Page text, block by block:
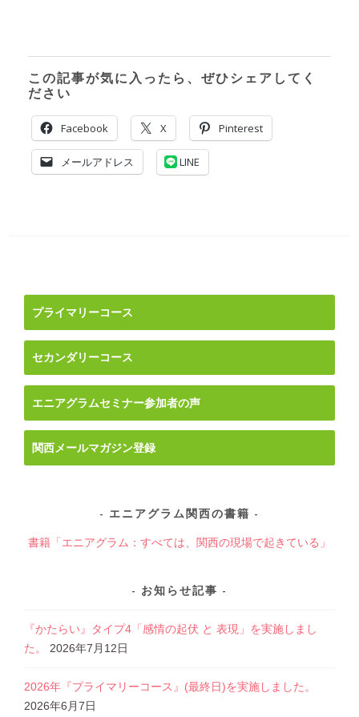
この記事が気に入ったら、ぜひシェアしてく
ださい
Facebook X Pinterest
メールアドレス LINE
ナ
ビ
ゲ
ー
シ
ョ
ン
プライマリーコース
セカンダリーコース
エニアグラムセミナー参加者の声
関西メールマガジン登録
エニアグラム関西の書籍
書籍「エニアグラム：すべては、関西の現場で起きている」
お知らせ記事
『かたらい』タイプ4「感情の起伏 と 表現」を実施しまし
た。
2026年7月12日
2026年『プライマリーコース』(最終日)を実施しました。
2026年6月7日